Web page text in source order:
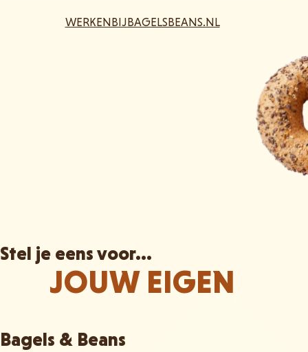
WERKENBIJBAGELSBEANS.NL
Stel je eens voor...
JOUW EIGEN
Bagels & Beans